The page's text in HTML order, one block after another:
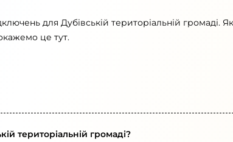
для Дубівській територіальній громаді.
це тут.
територіальній громаді?